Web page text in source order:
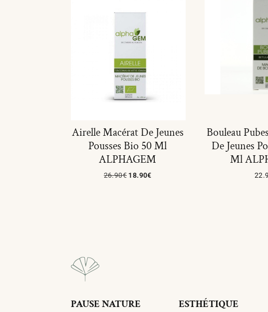
Airelle Macérat De Jeunes
Pousses Bio 50 Ml
ALPHAGEM
26.90€ 18.90€
Bouleau
De Jeunes
Ml
PAUSE NATURE ESTHÉTIQUE